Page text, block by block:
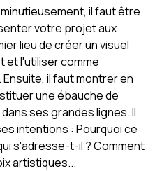
il faut être
votre projet aux
lieu de créer un visuel
et l'utiliser comme
il faut montrer en
une ébauche de
ses grandes lignes. Il
intentions : Pourquoi ce
s'adresse-t-il ? Comment
artistiques...